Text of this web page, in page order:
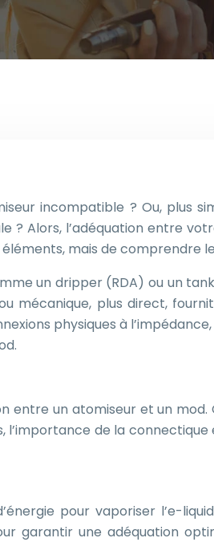
incompatible ? Ou, plus
? Alors, l’adéquation entre
mais de comprendre
un dripper (RDA) ou un
plus direct,
physiques à
entre un atomiseur et un
de la
pour vaporiser l’e-
garantir une adéquation